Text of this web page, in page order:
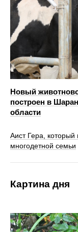
Новый
построен в
области
Аист Гера, который
многодетной семьи
Картина дня